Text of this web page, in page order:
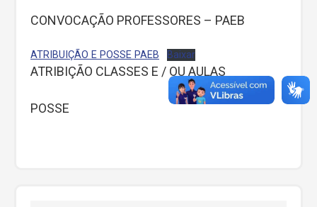
CONVOCAÇÃO PROFESSORES – PAEB
ATRIBUIÇÃO E POSSE PAEB Baixar
ATRIBIÇÃO CLASSES E / OU AULAS
POSSE